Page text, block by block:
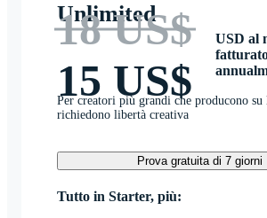
Unlimited
18 US$
15 US$
USD al
Per creatori più grandi che producono su
richiedono libertà creativa
Prova gratuita di 7 giorni
Tutto in Starter, più: